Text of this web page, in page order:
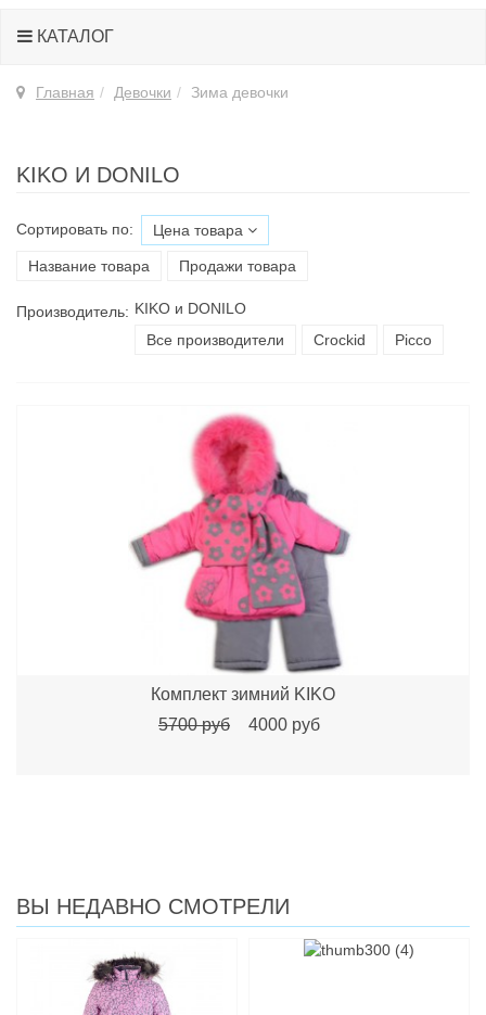
КАТАЛОГ
Главная Девочки Зима девочки
KIKO И DONILO
Сортировать по: Цена товара
Название товара Продажи товара
Производитель: KIKO и DONILO
Все производители
Croсkid Picco
Комплект зимний KIKO
5700 руб
4000 руб
ВЫ НЕДАВНО СМОТРЕЛИ